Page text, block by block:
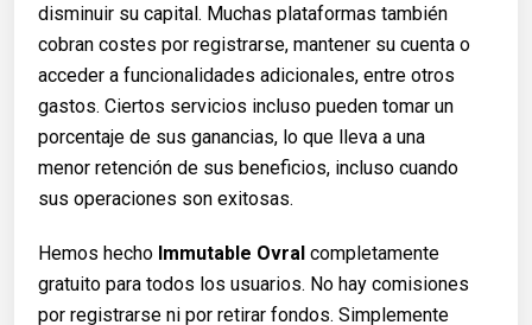
disminuir su capital. Muchas plataformas también
cobran costes por registrarse, mantener su cuenta o
acceder a funcionalidades adicionales, entre otros
gastos. Ciertos servicios incluso pueden tomar un
porcentaje de sus ganancias, lo que lleva a una
menor retención de sus beneficios, incluso cuando
sus operaciones son exitosas.
Hemos hecho Immutable Ovral completamente
gratuito para todos los usuarios. No hay comisiones
por registrarse ni por retirar fondos. Simplemente